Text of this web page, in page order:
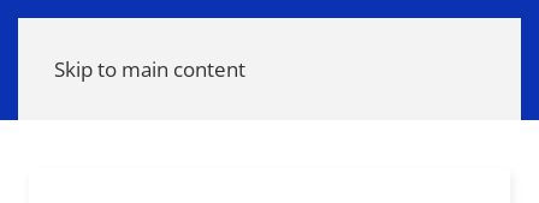
Skip to main content